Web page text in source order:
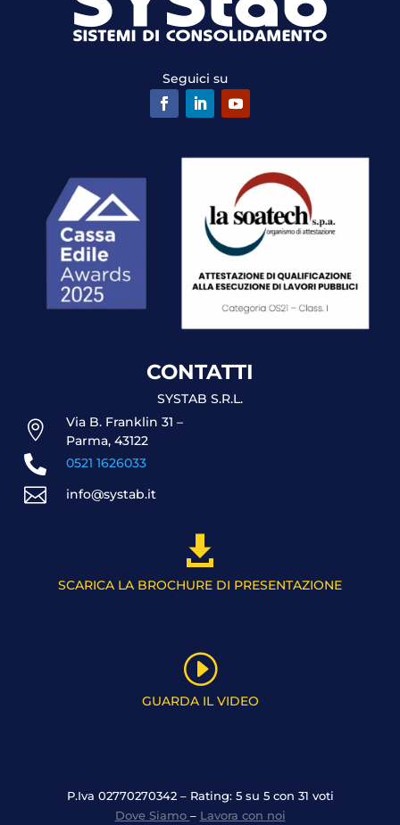
Seguici su
CONTATTI
SYSTAB S.R.L.

Via B. Franklin 31 –
Parma, 43122
 0521 1626033
 info@systab.it

SCARICA LA BROCHURE DI PRESENTAZIONE
I
GUARDA IL VIDEO
P.Iva 02770270342 – Rating: 5 su 5 con 31 voti
Dove Siamo – Lavora con noi